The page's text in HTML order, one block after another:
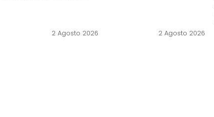
2 Agosto 2026 2 Agosto 2026